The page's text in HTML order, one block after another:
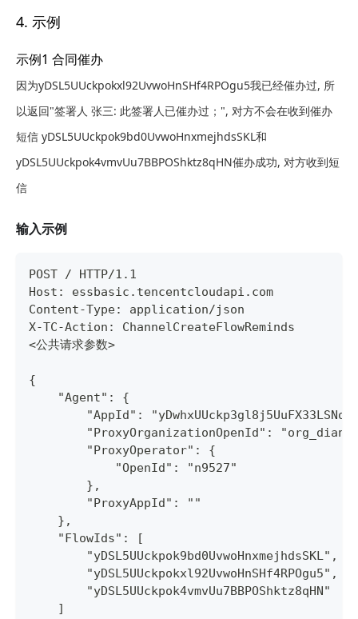
4. 示例
示例1 合同催办
因为yDSL5UUckpokxl92UvwoHnSHf4RPOgu5我已经催办过, 所
以返回"签署人 张三: 此签署人已催办过；", 对方不会在收到催办
短信 yDSL5UUckpok9bd0UvwoHnxmejhdsSKL和
yDSL5UUckpok4vmvUu7BBPOShktz8qHN催办成功, 对方收到短
信
输入示例
POST / HTTP/1.1
Host: essbasic.tencentcloudapi.com
Content-Type: application/json
X-TC-Action: ChannelCreateFlowReminds
<公共请求参数>
{
    "Agent": {
"AppId":
"ProxyOrganizationOpenId":
        "ProxyOperator": {
            "OpenId": "n9527"
        },
        "ProxyAppId": ""
    },
    "FlowIds": [
        "yDSL5UUckpok9bd0UvwoHnxmejhdsSKL",
        "yDSL5UUckpokxl92UvwoHnSHf4RPOgu5",
        "yDSL5UUckpok4vmvUu7BBPOShktz8qHN"
    ]